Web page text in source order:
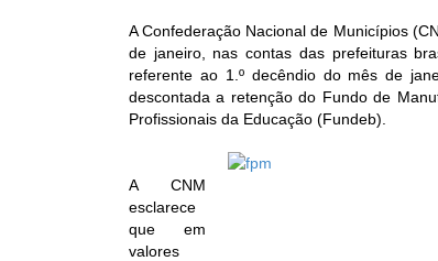
A Confederação Nacional de Municípios
de janeiro, nas contas das prefeituras
referente ao 1.º decêndio do mês de
descontada a retenção do Fundo de
Profissionais da Educação (Fundeb).
A CNM
esclarece
que em
valores